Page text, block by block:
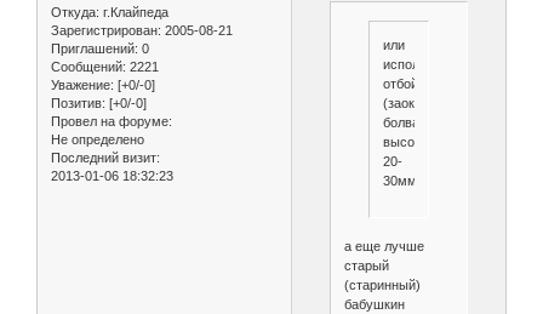
Откуда: г.Клайпеда
Зарегистрирован: 2005-08-21
Приглашений: 0
Сообщений: 2221
Уважение: [+0/-0]
Позитив: [+0/-0]
Провел на форуме:
Не определено
Последний визит:
2013-01-06 18:32:23
или
использовать
отбойку
(заокругленная
болванка
высотой
20-
30мм).
а еще лучше
старый
(старинный)
бабушкин